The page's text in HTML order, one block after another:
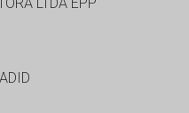
LTDA EPP